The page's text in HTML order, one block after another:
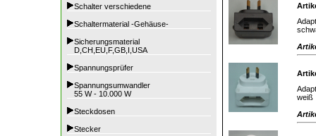
Schalter verschiedene
Schaltermaterial -Gehäuse-
Sicherungsmaterial
D,CH,EU,F,GB,I,USA
Spannungsprüfer
Spannungsumwandler
55 W - 10.000 W
Steckdosen
Stecker
weiß